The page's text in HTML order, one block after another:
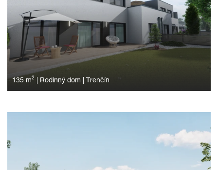
135 m2 Rodinný dom Trenčín